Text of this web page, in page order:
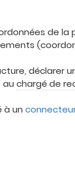
de la
déclarer
auchargé de
à un